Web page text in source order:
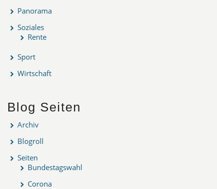
Panorama
Soziales
Rente
Sport
Wirtschaft
Blog Seiten
Archiv
Blogroll
Seiten
Bundestagswahl
Corona